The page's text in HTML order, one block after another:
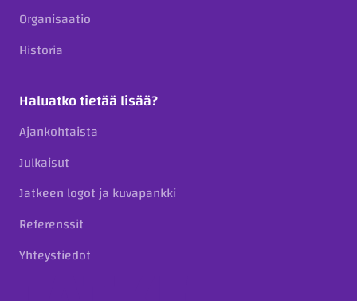
Organisaatio
Historia
Haluatko tietää lisää?
Ajankohtaista
Julkaisut
Jatkeen logot ja kuvapankki
Referenssit
Yhteystiedot